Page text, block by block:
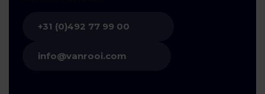
+31 (0)492 77 99 00
info@vanrooi.com